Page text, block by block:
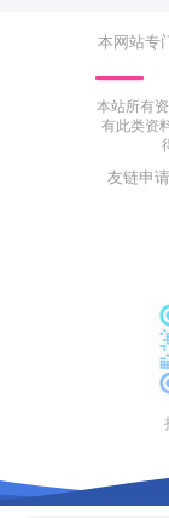
本网站专
本站所有
有此类资
友链申请